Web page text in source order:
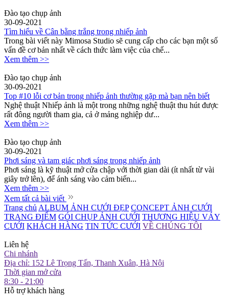
Đào tạo chụp ảnh
30-09-2021
Tìm hiểu về Cân bằng trắng trong nhiếp ảnh
Trong bài viết này Mimosa Studio sẽ cung cấp cho các bạn một số
vấn đề cơ bản nhất về cách thức làm việc của chế...
Xem thêm >>
Đào tạo chụp ảnh
30-09-2021
Top #10 lỗi cơ bản trong nhiếp ảnh thường gặp mà bạn nên biết
Nghệ thuật Nhiếp ảnh là một trong những nghệ thuật thu hút được
rất đông người tham gia, cả ở mảng nghiệp dư...
Xem thêm >>
Đào tạo chụp ảnh
30-09-2021
Phơi sáng và tam giác phơi sáng trong nhiếp ảnh
Phơi sáng là kỹ thuật mở cửa chập với thời gian dài (ít nhất từ vài
giây trở lên), để ánh sáng vào cảm biến...
Xem thêm >>
Xem tất cả bài viết
Trang chủ ALBUM ẢNH CƯỚI ĐẸP CONCEPT ẢNH CƯỚI
TRANG ĐIỂM GÓI CHỤP ẢNH CƯỚI THƯƠNG HIỆU VÁY
CƯỚI KHÁCH HÀNG TIN TỨC CƯỚI VỀ CHÚNG TÔI
Liên hệ
Chi nhánh
Địa chỉ: 152 Lê Trọng Tấn, Thanh Xuân, Hà Nội
Thời gian mở cửa
8:30 - 21:00
Hỗ trợ khách hàng